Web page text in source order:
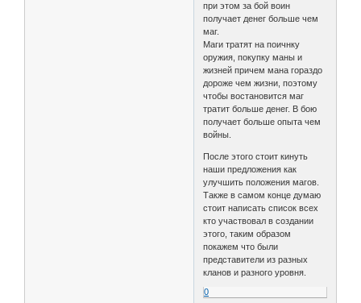
при этом за бой воин
получает денег больше чем
маг.
Маги тратят на поичнку
оружия, покупку маны и
жизней причем мана гораздо
дороже чем жизни, поэтому
чтобы востановится маг
тратит больше денег. В бою
получает больше опыта чем
войны.
После этого стоит кинуть
наши предложения как
улучшить положения магов.
Также в самом конце думаю
стоит написать список всех
кто участвовал в создании
этого, таким образом
покажем что были
представители из разных
кланов и разного уровня.
0